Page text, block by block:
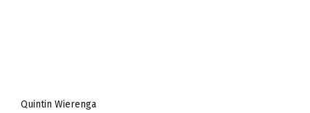
Quintin Wierenga